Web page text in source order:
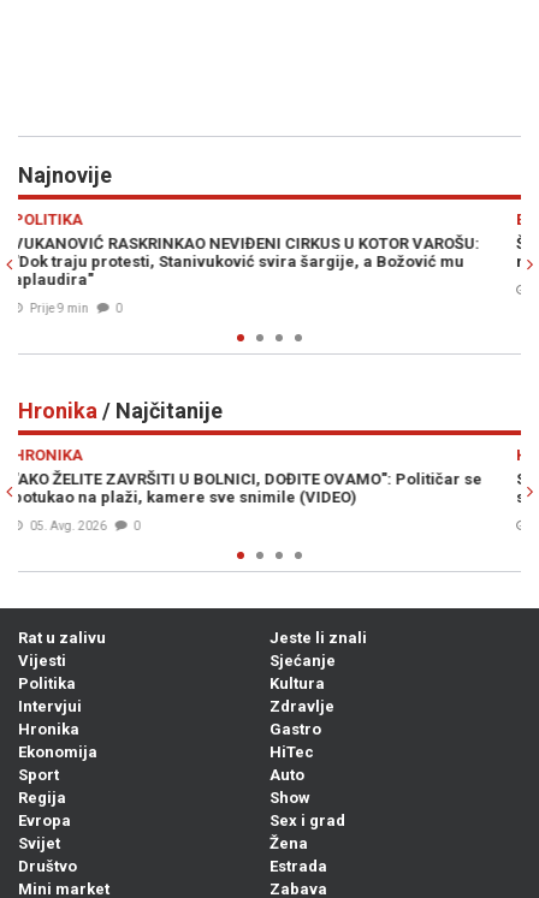
Najnovije
EVROPA
ŠPANIJA POSTAVILA ULTIMATUM ITALIJI: "Imate vremena do
nedjelje"
Hronika / Najčitanije
HRONIKA
SMRT OPASNOG KRIMINALCA: Bešlić pronađen mrtav u zatvoru,
služio je kaznu zbog ovih djela...
Prije 8h 0
Rat u zalivu
Vijesti
Politika
Intervjui
Hronika
Ekonomija
Sport
Regija
Evropa
Svijet
Društvo
Mini market
Jeste li znali
Sjećanje
Kultura
Zdravlje
Gastro
HiTec
Auto
Show
Sex i grad
Žena
Estrada
Zabava